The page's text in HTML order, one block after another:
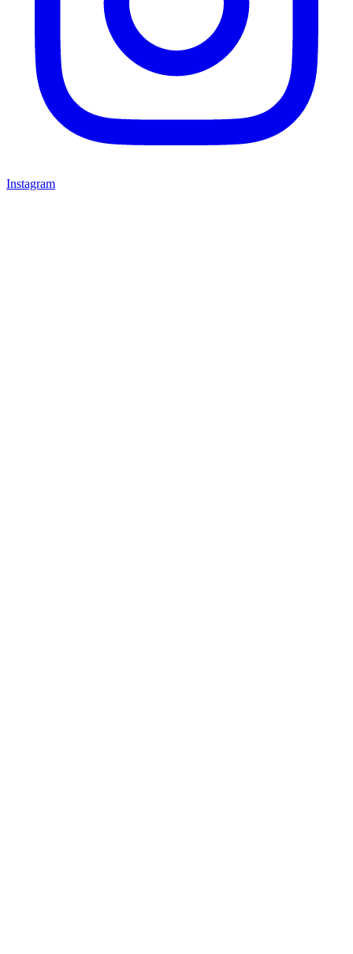
Instagram